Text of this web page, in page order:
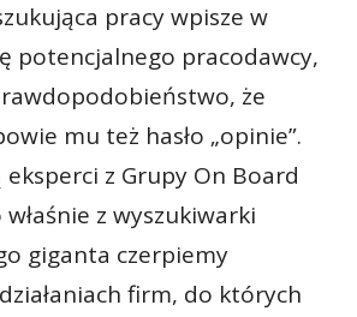
pracy wpisze w
potencjalnego pracodawcy,
że
mu też hasło „opinie”.
eksperci z Grupy On Board
z wyszukiwarki
giganta czerpiemy
firm, do których